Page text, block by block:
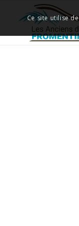
Ce site utilise